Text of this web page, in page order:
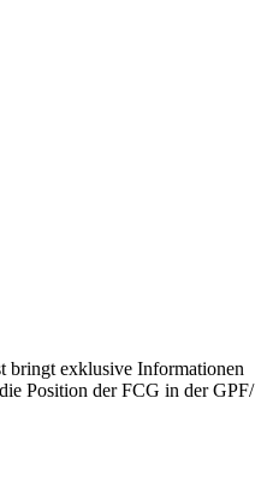
bringt exklusive Informationen
Position der FCG in der GPF/